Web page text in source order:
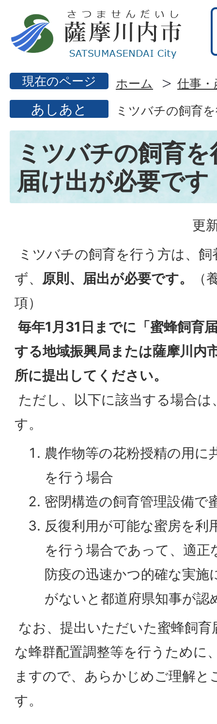
現在のページ ホーム 仕事・
あしあと ミツバチの飼育
ミツバチの飼育
届け出が必要です
更
ミツバチの飼育を行う方は、
ず、 原則、届出が必要です。
（
項）
毎年1月31日までに「蜜蜂飼育
する地域振興局または薩摩川内
所に提出してください。
ただし、以下に該当する場合
す。
農作物等の花粉授精の用に
を行う場合
密閉構造の飼育管理設備で
反復利用が可能な蜜房を利
を行う場合であって、適正
防疫の迅速かつ的確な実施
がないと都道府県知事が認
なお、提出いただいた蜜蜂飼
な蜂群配置調整等を行うために
ますので、あらかじめご理解と
す。